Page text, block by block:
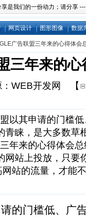
是我们的一份动力；请分享
网页设计 图形图像 数据
广告联盟三年来的心得体会
三年来的心
WEB开发网
【
以其申请的门槛
青睐，是大多数草
年来的心得体会
网站上投放，只要
站的流量，才能
的门槛低、广